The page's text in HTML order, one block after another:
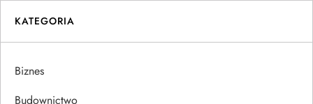
g
a
c
KATEGORIA
Biznes
Budownictwo